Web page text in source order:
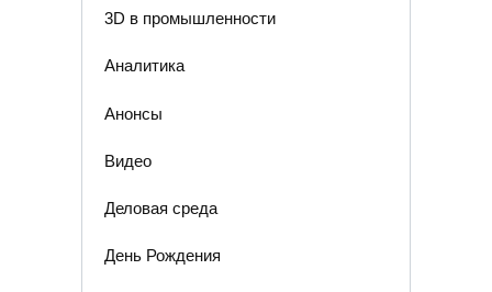
3D в промышленности
Аналитика
Анонсы
Видео
Деловая среда
День Рождения